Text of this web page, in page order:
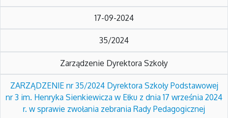
17-09-2024
35/2024
Zarządzenie Dyrektora Szkoły
ZARZĄDZENIE nr 35/2024 Dyrektora Szkoły Podstawowej
nr 3 im. Henryka Sienkiewicza w Ełku z dnia 17 września 2024
r. w sprawie zwołania zebrania Rady Pedagogicznej